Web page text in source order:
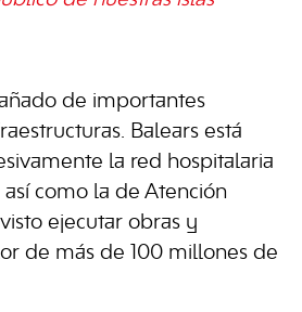
de importantes
Balears está
la red hospitalaria
como la de Atención
ejecutar obras y
de más de 100 millones de